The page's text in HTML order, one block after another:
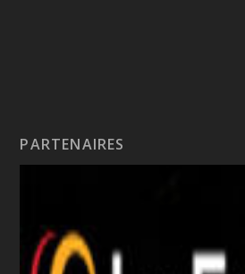
PARTENAIRES